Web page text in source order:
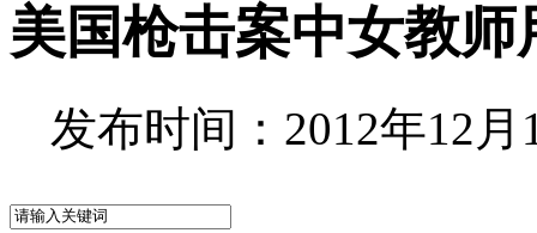
美国枪击案中女教
发布时间：2012年12月